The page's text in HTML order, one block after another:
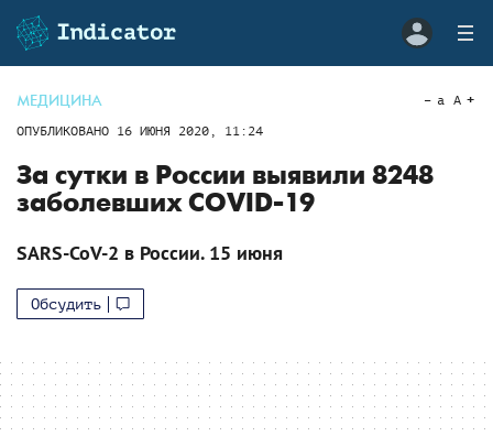
МЕДИЦИНА
ОПУБЛИКОВАНО 16 ИЮНЯ 2020, 11:24
a A
За сутки в России выявили 8248
заболевших COVID-19
SARS-CoV-2 в России. 15 июня
Обсудить